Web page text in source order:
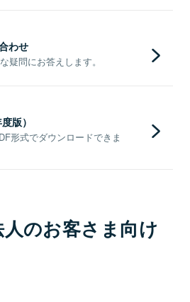
わせ
疑問にお答えします。
版）
形式でダウンロードできま
のお客さま向け